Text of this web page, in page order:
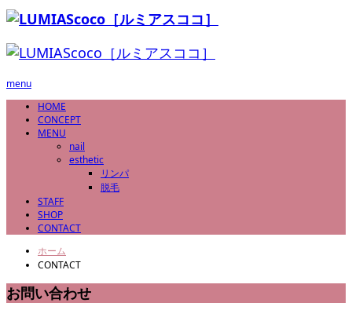
menu
HOME
CONCEPT
MENU
nail
esthetic
リンパ
脱毛
STAFF
SHOP
CONTACT
ホーム
CONTACT
お問い合わせ